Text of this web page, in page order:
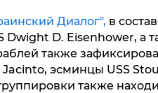
Диалог", в
Dwight D. Eisenhower, а
также
эсминцы USS
также